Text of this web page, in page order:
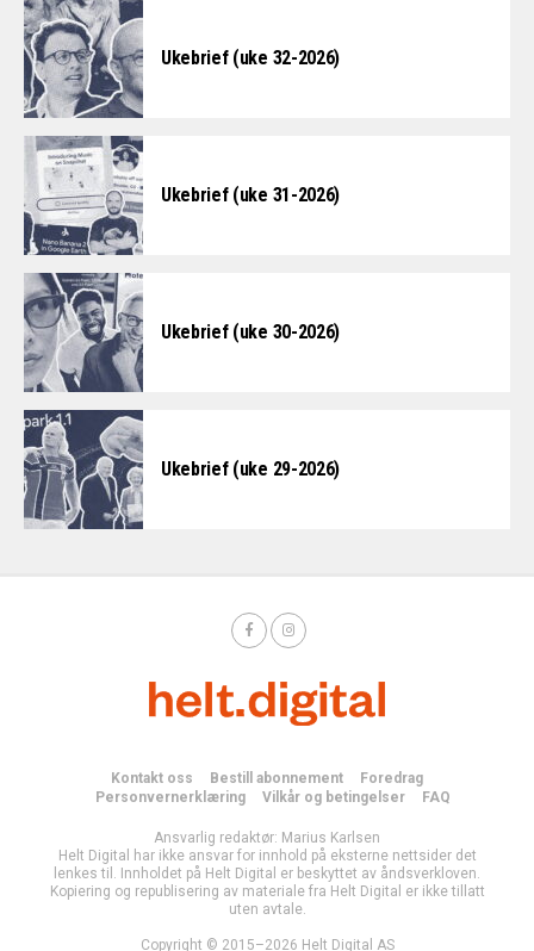
Ukebrief (uke 32-2026)
Ukebrief (uke 31-2026)
Ukebrief (uke 30-2026)
Ukebrief (uke 29-2026)
Kontakt oss Bestill abonnement
Foredrag
Personvernerklæring
Vilkår og betingelser FAQ
Ansvarlig redaktør: Marius Karlsen
Helt Digital har ikke ansvar for innhold på eksterne nettsider det
lenkes til. Innholdet på Helt Digital er beskyttet av åndsverkloven.
Kopiering og republisering av materiale fra Helt Digital er ikke tillatt
uten avtale.
Copyright © 2015–2026 Helt Digital AS